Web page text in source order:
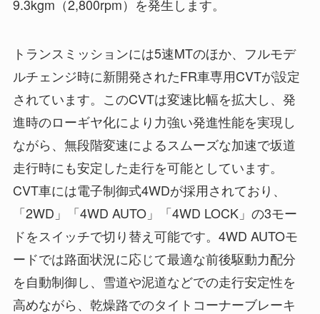
9.3kgm（2,800rpm）を発生します。
トランスミッションには5速MTのほか、フルモデ
ルチェンジ時に新開発されたFR車専用CVTが設定
されています。このCVTは変速比幅を拡大し、発
進時のローギヤ化により力強い発進性能を実現し
ながら、無段階変速によるスムーズな加速で坂道
走行時にも安定した走行を可能としています。
CVT車には電子制御式4WDが採用されており、
「2WD」「4WD AUTO」「4WD LOCK」の3モー
ドをスイッチで切り替え可能です。4WD AUTOモ
ードでは路面状況に応じて最適な前後駆動力配分
を自動制御し、雪道や泥道などでの走行安定性を
高めながら、乾燥路でのタイトコーナーブレーキ